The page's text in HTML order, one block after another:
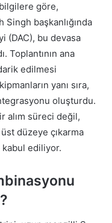
göre,
Singh başkanlığında
(DAC), bu devasa
Toplantının ana
edilmesi
yanı sıra,
oluşturdu.
alım süreci değil,
düzeye çıkarma
kabul ediliyor.